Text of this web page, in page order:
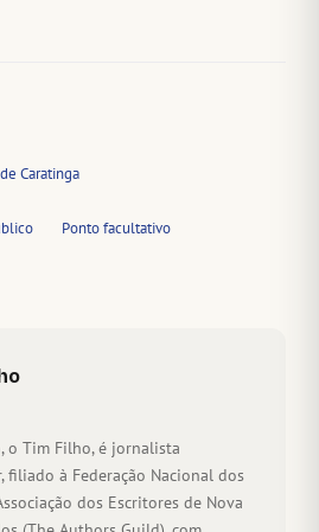
Caratinga
Ponto facultativo
o Tim Filho, é jornalista
filiado à Federação Nacional dos
dos Escritores de Nova